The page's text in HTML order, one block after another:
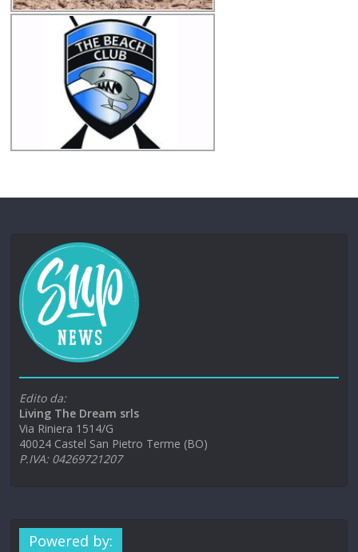
Edito da:
Living The Dream srls
Via Riniera 1514/G
40024 Castel San Pietro Terme (BO)
P.IVA: 04269721207
Powered by: